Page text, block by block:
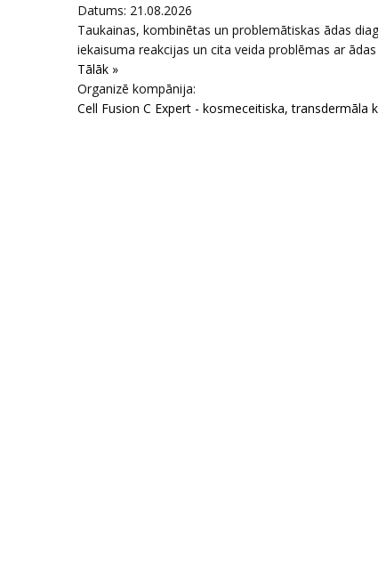
Datums: 21.08.2026
Taukainas, kombinētas un problemātiskas ādas
iekaisuma reakcijas un cita veida problēmas ar ādas
Tālāk »
Organizē kompānija:
Cell Fusion C Expert - kosmeceitiska, transdermāla